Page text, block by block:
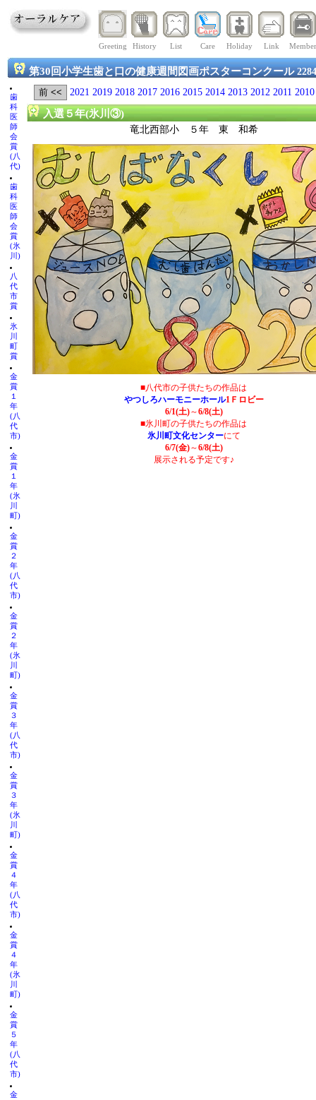
Greeting History List Care Holiday Link Member
第30回小学生歯と口の健康週間図画ポスターコンクール
歯
科
医
師
会
賞
(八
代)
歯
科
医
師
会
賞
(氷
川)
八
代
市
賞
氷
川
町
賞
金
賞
１
年
(八
代
市)
金
賞
１
年
(氷
川
町)
金
賞
２
年
(八
代
市)
金
賞
２
年
(氷
川
町)
金
賞
３
年
(八
代
市)
金
賞
３
年
(氷
川
町)
金
賞
４
年
(八
代
市)
金
賞
４
年
(氷
川
町)
金
賞
５
年
(八
代
市)
金
2021 2019 2018 2017 2016 2015 2014 2013 2012 2011 2010
入選５年(氷川③)
竜北西部小 ５年 東 和希
■八代市の子供たちの作品は
やつしろハーモニーホール1Ｆロビー
6/1(土)～6/8(土)
■氷川町の子供たちの作品は
氷川町文化センターにて
6/7(金)～6/8(土)
展示される予定です♪